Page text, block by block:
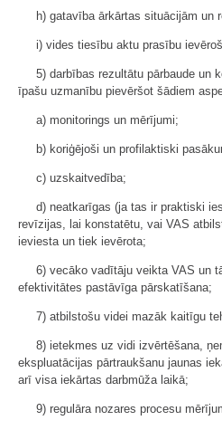
h) gatavība ārkārtas situācijām un
i) vides tiesību aktu prasību
5) darbības rezultātu pārbaude un
īpašu uzmanību pievēršot šādiem
a) monitorings un mērījumi;
b) koriģējoši un profilaktiski
c) uzskaitvedība;
d) neatkarīgas (ja tas ir praktiski
revīzijas, lai konstatētu, vai VAS
ieviesta un tiek ievērota;
6) vecāko vadītāju veikta VAS un
efektivitātes pastāvīga pārskatīšana;
7) atbilstošu videi mazāk kaitīgu
8) ietekmes uz vidi izvērtēšana,
ekspluatācijas pārtraukšanu jaunas
arī visa iekārtas darbmūža laikā;
9) regulāra nozares procesu